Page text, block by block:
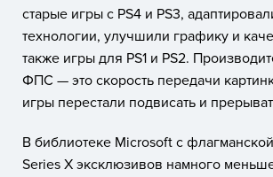
старые игры с PS4 и PS3,
технологии, улучшили графику и
также игры для PS1 и PS2.
ФПС — это скорость передачи
игры перестали подвисать и
В библиотеке Microsoft с
Series X эксклюзивов намного